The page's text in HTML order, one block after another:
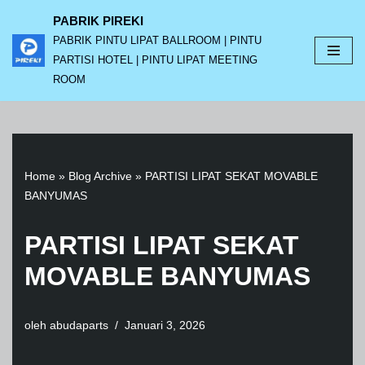
Lompat
ke
PABRIK PIREKI
PABRIK PINTU LIPAT BALLROOM | PINTU
PARTISI HOTEL | PINTU LIPAT MEETING
ROOM
Home » Blog Archive » PARTISI LIPAT SEKAT MOVABLE
BANYUMAS
PARTISI LIPAT SEKAT
MOVABLE BANYUMAS
oleh abudaparts Januari 3, 2026